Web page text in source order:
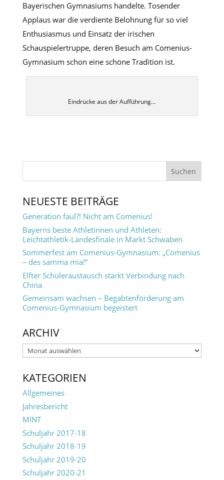
Bayerischen Gymnasiums handelte. Tosender
Applaus war die verdiente Belohnung für so viel
Enthusiasmus und Einsatz der irischen
Schauspielertruppe, deren Besuch am Comenius-
Gymnasium schon eine schöne Tradition ist.
Eindrücke aus der Aufführung…
NEUESTE BEITRÄGE
Generation faul?! Nicht am Comenius!
Bayerns beste Athletinnen und Athleten:
Leichtathletik-Landesfinale in Markt Schwaben
Sommerfest am Comenius-Gymnasium: „Comenius
– des samma mia!“
Elfter Schüleraustausch stärkt Verbindung nach
China
Gemeinsam wachsen – Begabtenförderung am
Comenius-Gymnasium begeistert
ARCHIV
Archiv
KATEGORIEN
Allgemeines
Jahresbericht
MINT
Schuljahr 2017-18
Schuljahr 2018-19
Schuljahr 2019-20
Schuljahr 2020-21